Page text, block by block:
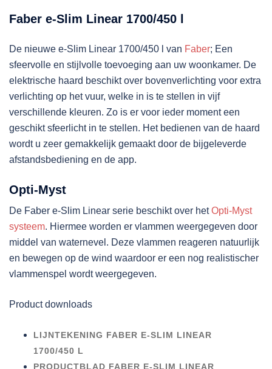
Faber e-Slim Linear 1700/450 l
De nieuwe e-Slim Linear 1700/450 l van Faber; Een
sfeervolle en stijlvolle toevoeging aan uw woonkamer. De
elektrische haard beschikt over bovenverlichting voor extra
verlichting op het vuur, welke in is te stellen in vijf
verschillende kleuren. Zo is er voor ieder moment een
geschikt sfeerlicht in te stellen. Het bedienen van de haard
wordt u zeer gemakkelijk gemaakt door de bijgeleverde
afstandsbediening en de app.
Opti-Myst
De Faber e-Slim Linear serie beschikt over hetOpti-Myst
systeem. Hiermee worden er vlammen weergegeven door
middel van waternevel. Deze vlammen reageren natuurlijk
en bewegen op de wind waardoor er een nog realistischer
vlammenspel wordt weergegeven.
Product downloads
LIJNTEKENING FABER E-SLIM LINEAR
1700/450 L
PRODUCTBLAD FABER E-SLIM LINEAR